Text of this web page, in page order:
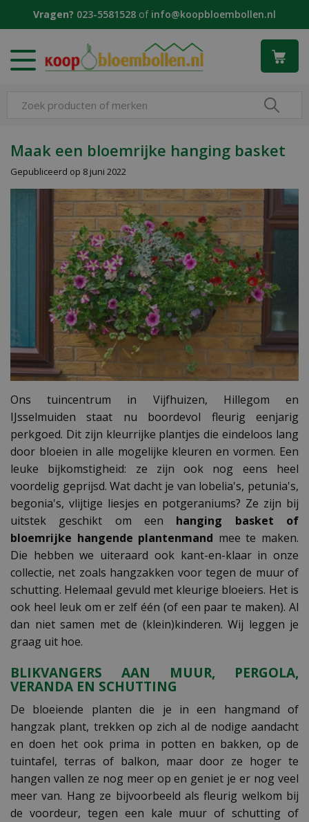
Vragen? 023-5581528 of info@koopbloembollen.nl
Maak een bloemrijke hanging basket
Gepubliceerd op 8 juni 2022
Ons tuincentrum in Vijfhuizen, Hillegom en
IJsselmuiden staat nu boordevol fleurig eenjarig
perkgoed. Dit zijn kleurrijke plantjes die eindeloos lang
door bloeien in alle mogelijke kleuren en vormen. Een
leuke bijkomstigheid: ze zijn ook nog eens heel
voordelig geprijsd. Wat dacht je van lobelia's, petunia's,
begonia's, vlijtige liesjes en potgeraniums? Ze zijn bij
uitstek geschikt om een hanging basket of
bloemrijke hangende plantenmand mee te maken.
Die hebben we uiteraard ook kant-en-klaar in onze
collectie, net zoals hangzakken voor tegen de muur of
schutting. Helemaal gevuld met kleurige bloeiers. Het is
ook heel leuk om er zelf één (of een paar te maken). Al
dan niet samen met de (klein)kinderen. Wij leggen je
graag uit hoe.
BLIKVANGERS AAN MUUR, PERGOLA,
VERANDA EN SCHUTTING
De bloeiende planten die je in een hangmand of
hangzak plant, trekken op zich al de nodige aandacht
en doen het ook prima in potten en bakken, op de
tuintafel, terras of balkon, maar door ze hoger te
hangen vallen ze nog meer op en geniet je er nog veel
meer van. Hang ze bijvoorbeeld als fleurig welkom bij
de voordeur, tegen een kale muur of schutting of